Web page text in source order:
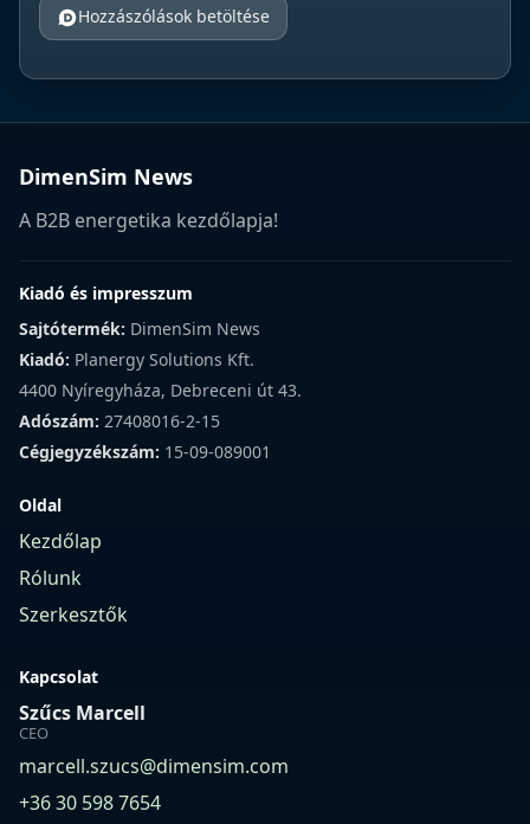
Hozzászólások betöltése
DimenSim News
A B2B energetika kezdőlapja!
Kiadó és impresszum
Sajtótermék: DimenSim News
Kiadó: Planergy Solutions Kft.
4400 Nyíregyháza, Debreceni út 43.
Adószám: 27408016-2-15
Cégjegyzékszám: 15-09-089001
Oldal
Kezdőlap
Rólunk
Szerkesztők
Kapcsolat
Szűcs Marcell
CEO
marcell.szucs@dimensim.com
+36 30 598 7654